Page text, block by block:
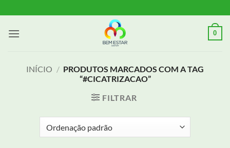
to
content
0
INÍCIO / PRODUTOS MARCADOS COM A TAG
“#CICATRIZACAO”
FILTRAR